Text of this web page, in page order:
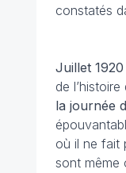
constatés
Juillet 1920
de
la journée
où il ne fait
sont même